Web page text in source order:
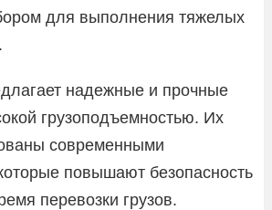
для выполнения тяжелых
надежные и прочные
грузоподъемностью. Их
современными
повышают безопасность
перевозки грузов.